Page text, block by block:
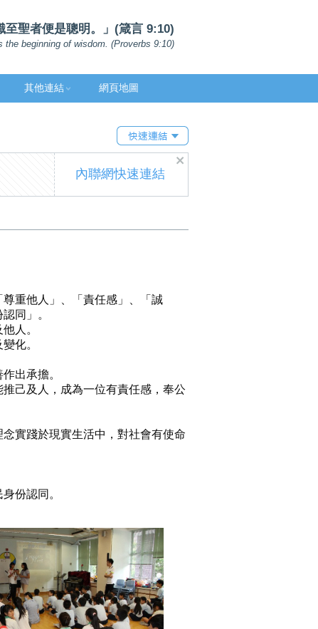
至聖者便是聰明。」(箴言 9:10)
the beginning of wisdom. (Proverbs 9:10)
其他連結 網頁地圖
內聯網快速連結
重他人」、「責任感」、「誠
同」。
人。
化。
出承擔。
己及人，成為一位有責任感，奉公
實踐於現實生活中，對社會有使命
份認同。